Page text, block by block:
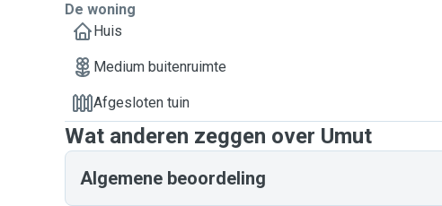
De woning
Huis
Medium buitenruimte
Afgesloten tuin
Wat anderen zeggen over Umut
Algemene beoordeling